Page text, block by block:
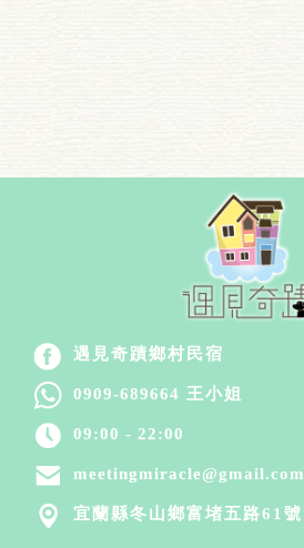
遇見奇蹟鄉村民宿
0909-689664 王小姐
09:00 - 22:00
meetingmiracle@gmail.com
宜蘭縣冬山鄉富堵五路61號